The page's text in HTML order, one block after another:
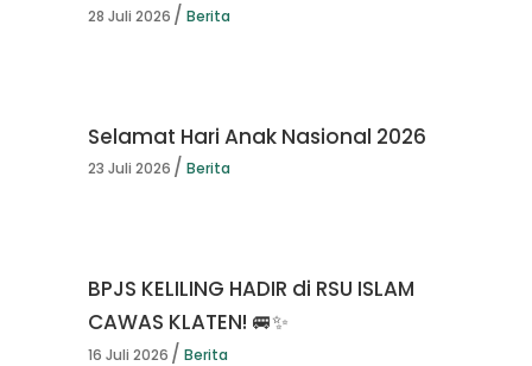
28 Juli 2026 Berita
Selamat Hari Anak Nasional 2026
23 Juli 2026 Berita
BPJS KELILING HADIR di RSU ISLAM
CAWAS KLATEN! 🚐✨
16 Juli 2026 Berita